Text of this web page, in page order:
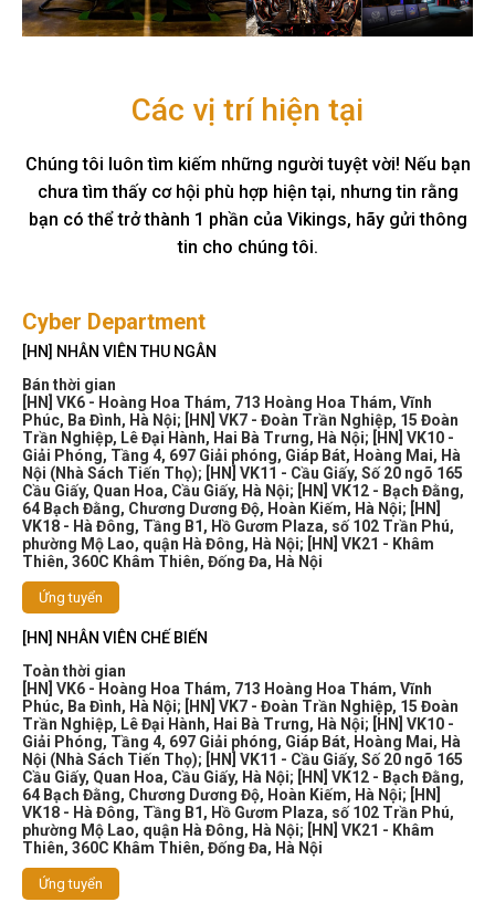
Các vị trí hiện tại
Chúng tôi luôn tìm kiếm những người tuyệt vời! Nếu bạn
chưa tìm thấy cơ hội phù hợp hiện tại, nhưng tin rằng
bạn có thể trở thành 1 phần của Vikings, hãy gửi thông
tin cho chúng tôi.
Cyber Department
[HN] NHÂN VIÊN THU NGÂN
Bán thời gian
[HN] VK6 - Hoàng Hoa Thám, 713 Hoàng Hoa Thám, Vĩnh
Phúc, Ba Đình, Hà Nội;
[HN] VK7 - Đoàn Trần Nghiệp, 15 Đoàn
Trần Nghiệp, Lê Đại Hành, Hai Bà Trưng, Hà Nội;
[HN] VK10 -
Giải Phóng, Tầng 4, 697 Giải phóng, Giáp Bát, Hoàng Mai, Hà
Nội (Nhà Sách Tiến Thọ);
[HN] VK11 - Cầu Giấy, Số 20 ngõ 165
Cầu Giấy, Quan Hoa, Cầu Giấy, Hà Nội;
[HN] VK12 - Bạch Đằng,
64 Bạch Đằng, Chương Dương Độ, Hoàn Kiếm, Hà Nội;
[HN]
VK18 - Hà Đông, Tầng B1, Hồ Gươm Plaza, số 102 Trần Phú,
phường Mộ Lao, quận Hà Đông, Hà Nội;
[HN] VK21 - Khâm
Thiên, 360C Khâm Thiên, Đống Đa, Hà Nội
Ứng tuyển
[HN] NHÂN VIÊN CHẾ BIẾN
Toàn thời gian
[HN] VK6 - Hoàng Hoa Thám, 713 Hoàng Hoa Thám, Vĩnh
Phúc, Ba Đình, Hà Nội;
[HN] VK7 - Đoàn Trần Nghiệp, 15 Đoàn
Trần Nghiệp, Lê Đại Hành, Hai Bà Trưng, Hà Nội;
[HN] VK10 -
Giải Phóng, Tầng 4, 697 Giải phóng, Giáp Bát, Hoàng Mai, Hà
Nội (Nhà Sách Tiến Thọ);
[HN] VK11 - Cầu Giấy, Số 20 ngõ 165
Cầu Giấy, Quan Hoa, Cầu Giấy, Hà Nội;
[HN] VK12 - Bạch Đằng,
64 Bạch Đằng, Chương Dương Độ, Hoàn Kiếm, Hà Nội;
[HN]
VK18 - Hà Đông, Tầng B1, Hồ Gươm Plaza, số 102 Trần Phú,
phường Mộ Lao, quận Hà Đông, Hà Nội;
[HN] VK21 - Khâm
Thiên, 360C Khâm Thiên, Đống Đa, Hà Nội
Ứng tuyển